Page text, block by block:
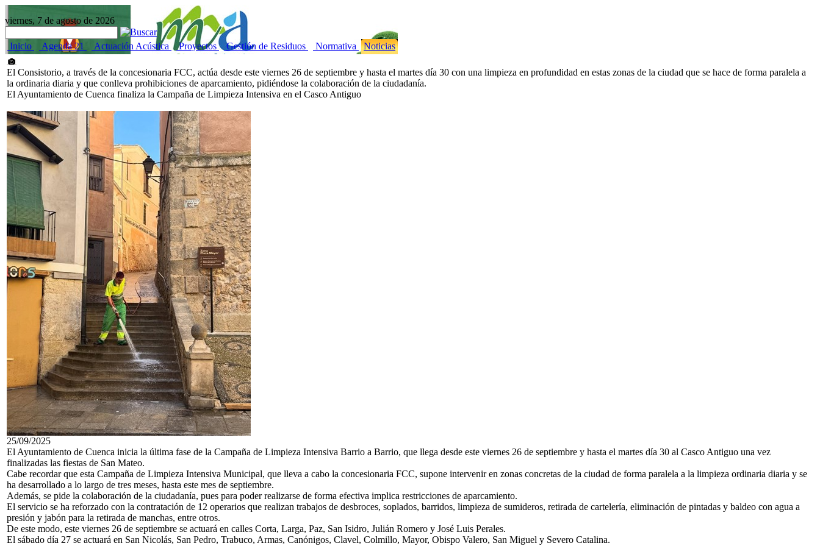
viernes, 7 de agosto de 2026
Inicio Agenda 21 Actuación Acústica Proyectos Gestión de Residuos Normativa Noticias
El Consistorio, a través de la concesionaria FCC, actúa desde este viernes 26 de septiembre y hasta el martes día 30 con una limpieza en profundidad en estas zonas de la ciudad que se hace de forma paralela a
la ordinaria diaria y que conlleva prohibiciones de aparcamiento, pidiéndose la colaboración de la ciudadanía.
El Ayuntamiento de Cuenca finaliza la Campaña de Limpieza Intensiva en el Casco Antiguo
25/09/2025
El Ayuntamiento de Cuenca inicia la última fase de la Campaña de Limpieza Intensiva Barrio a Barrio, que llega desde este viernes 26 de septiembre y hasta el martes día 30 al Casco Antiguo una vez
finalizadas las fiestas de San Mateo.
Cabe recordar que esta Campaña de Limpieza Intensiva Municipal, que lleva a cabo la concesionaria FCC, supone intervenir en zonas concretas de la ciudad de forma paralela a la limpieza ordinaria diaria y se
ha desarrollado a lo largo de tres meses, hasta este mes de septiembre.
Además, se pide la colaboración de la ciudadanía, pues para poder realizarse de forma efectiva implica restricciones de aparcamiento.
El servicio se ha reforzado con la contratación de 12 operarios que realizan trabajos de desbroces, soplados, barridos, limpieza de sumideros, retirada de cartelería, eliminación de pintadas y baldeo con agua a
presión y jabón para la retirada de manchas, entre otros.
De este modo, este viernes 26 de septiembre se actuará en calles Corta, Larga, Paz, San Isidro, Julián Romero y José Luis Perales.
El sábado día 27 se actuará en San Nicolás, San Pedro, Trabuco, Armas, Canónigos, Clavel, Colmillo, Mayor, Obispo Valero, San Miguel y Severo Catalina.